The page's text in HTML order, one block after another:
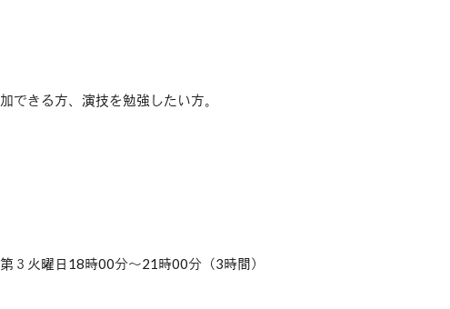
きる方、演技を勉強したい方。
３火曜日 18時00分～21時00分（3時間）